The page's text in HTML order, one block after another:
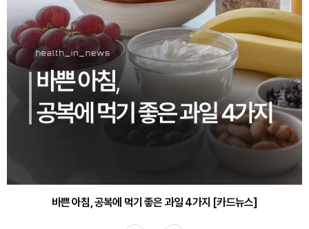
바쁜 아침, 공복에 먹기 좋은 과일 4가지 [카드뉴스]